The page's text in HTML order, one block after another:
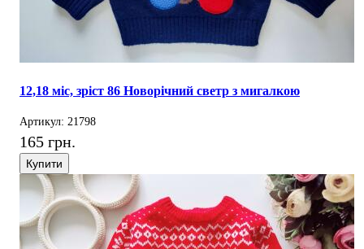
12,18 міс, зріст 86 Новорічний светр з мигалкою
Артикул: 21798
165 грн.
Купити